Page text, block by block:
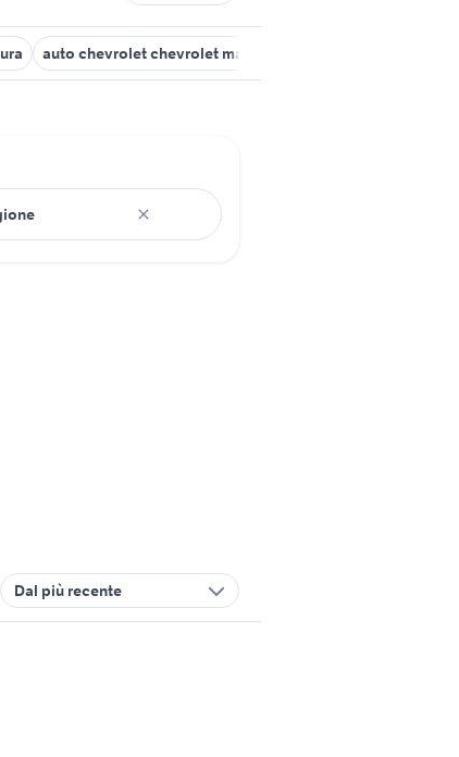
auto chevrolet chevrolet matiz Puglia
Dal più recente